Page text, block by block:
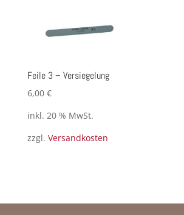
Feile 3 – Versiegelung
6,00 €
inkl. 20 % MwSt.
zzgl. Versandkosten